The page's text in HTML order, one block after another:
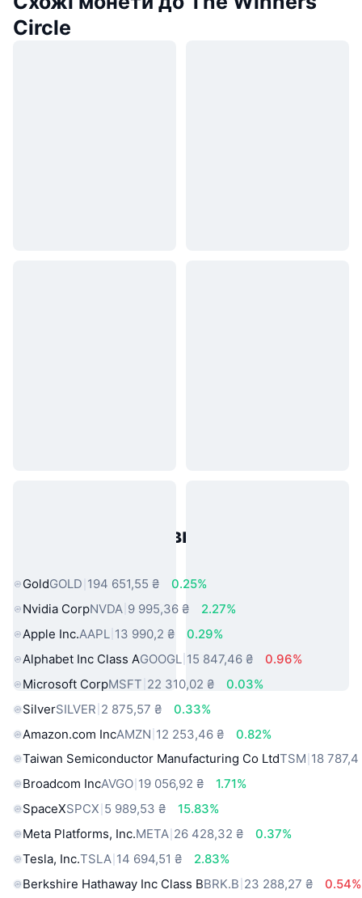
Circle
Популярні активи реального
GoldGOLD 194 651,55 ₴
0.25%
Nvidia CorpNVDA 9 995,36 ₴
2.27%
Apple Inc.AAPL 13 990,2 ₴
0.29%
Alphabet Inc Class AGOOGL 15 847,46 ₴
0.96%
Microsoft CorpMSFT 22 310,02 ₴
0.03%
SilverSILVER 2 875,57 ₴
0.33%
Amazon.com IncAMZN 12 253,46 ₴
0.82%
Taiwan Semiconductor Manufacturing Co LtdTSM 18 787,4
Broadcom IncAVGO 19 056,92 ₴
1.71%
SpaceXSPCX 5 989,53 ₴
15.83%
Meta Platforms, Inc.META 26 428,32 ₴
0.37%
Tesla, Inc.TSLA 14 694,51 ₴
2.83%
Berkshire Hathaway Inc Class BBRK.B 23 288,27 ₴
0.54%